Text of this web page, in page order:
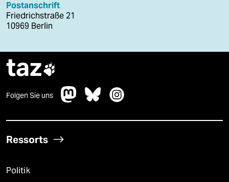
Postanschrift
Friedrichstraße 21
10969 Berlin
taz
Folgen Sie uns
Ressorts
Politik